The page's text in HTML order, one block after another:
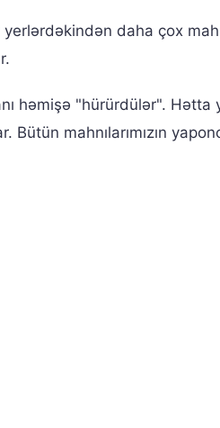
daha çox
həmişə "hürürdülər".
mahnılarımızın